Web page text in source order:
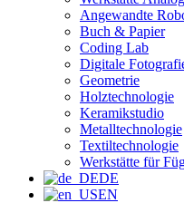
Angewandte
Buch & Papier
Coding Lab
Digitale
Geometrie
Holztechnologie
Keramikstudio
Metalltechnologie
Textiltechnologie
Werkstätte für
DE
EN